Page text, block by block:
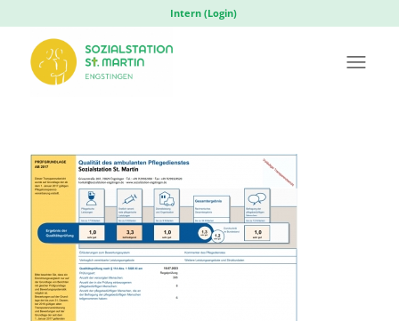
Intern (Login)